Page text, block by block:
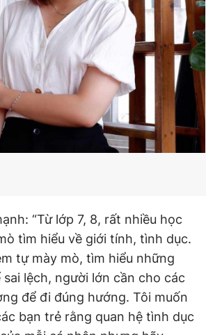
“Từ lớp 7, 8, rất nhiều học
tìm hiểu về giới tính, tình dục.
tự mày mò, tìm hiểu những
lệch, người lớn cần cho các
để đi đúng hướng. Tôi muốn
bạn trẻ rằng quan hệ tình dục